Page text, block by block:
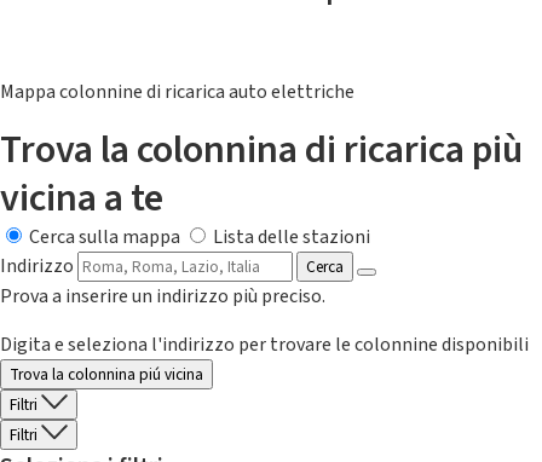
Mappa colonnine di ricarica auto elettriche
Trova la colonnina di ricarica più
vicina a te
Cerca sulla mappa
Lista delle stazioni
Indirizzo
Cerca
Prova a inserire un indirizzo più preciso.
Digita e seleziona l'indirizzo per trovare le colonnine disponibili
Trova la colonnina piú vicina
Filtri
Filtri